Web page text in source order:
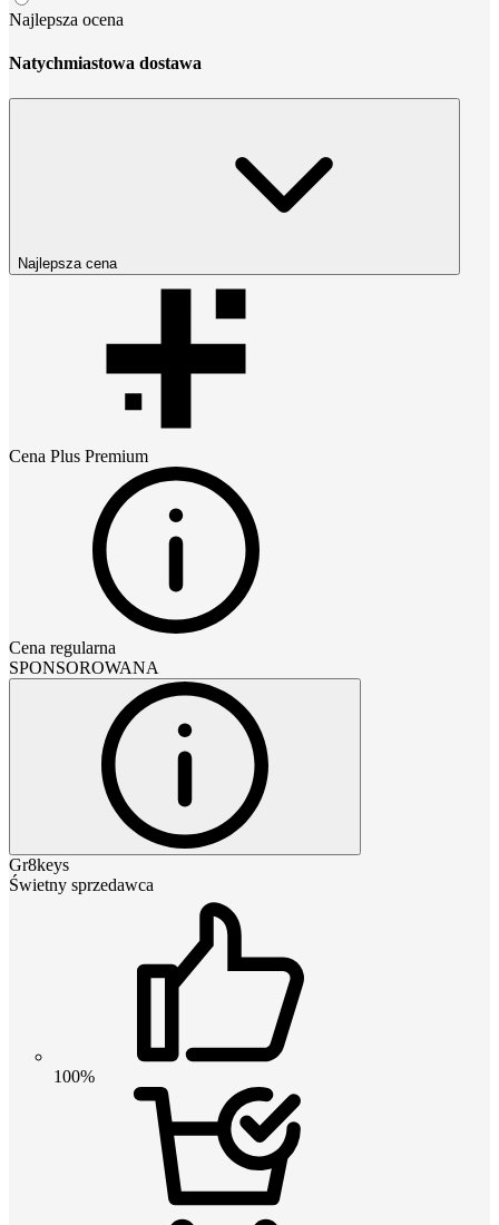
Najlepsza ocena
Natychmiastowa dostawa
Najlepsza cena
Cena Plus Premium
Cena regularna
SPONSOROWANA
Gr8keys
Świetny sprzedawca
100%